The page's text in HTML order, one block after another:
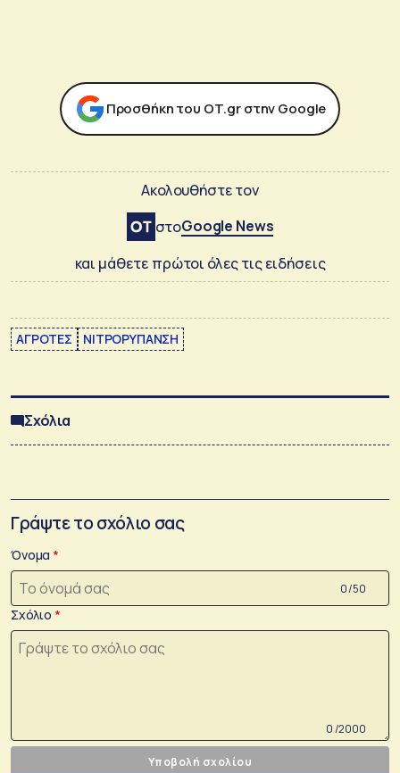
Προσθήκη του ΟΤ.gr στην Google
Ακολουθήστε τον
στοGoogle News
και μάθετε πρώτοι όλες τις ειδήσεις
ΑΓΡΟΤΕΣ ΝΙΤΡΟΡΥΠΑΝΣΗ
Σχόλια
Γράψτε το σχόλιο σας
Όνομα
0 /50
Σχόλιο
0 /2000
Υποβολή σχολίου